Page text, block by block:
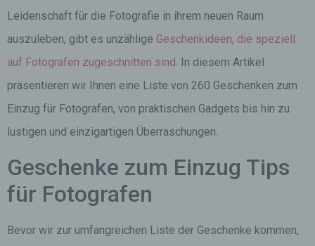
Leidenschaft für die Fotografie in ihrem neuen Raum
auszuleben, gibt es unzählige Geschenkideen, die speziell
auf Fotografen zugeschnitten sind. In diesem Artikel
präsentieren wir Ihnen eine Liste von 260 Geschenken zum
Einzug für Fotografen, von praktischen Gadgets bis hin zu
lustigen und einzigartigen Überraschungen.
Geschenke zum Einzug Tips
für Fotografen
Bevor wir zur umfangreichen Liste der Geschenke kommen,